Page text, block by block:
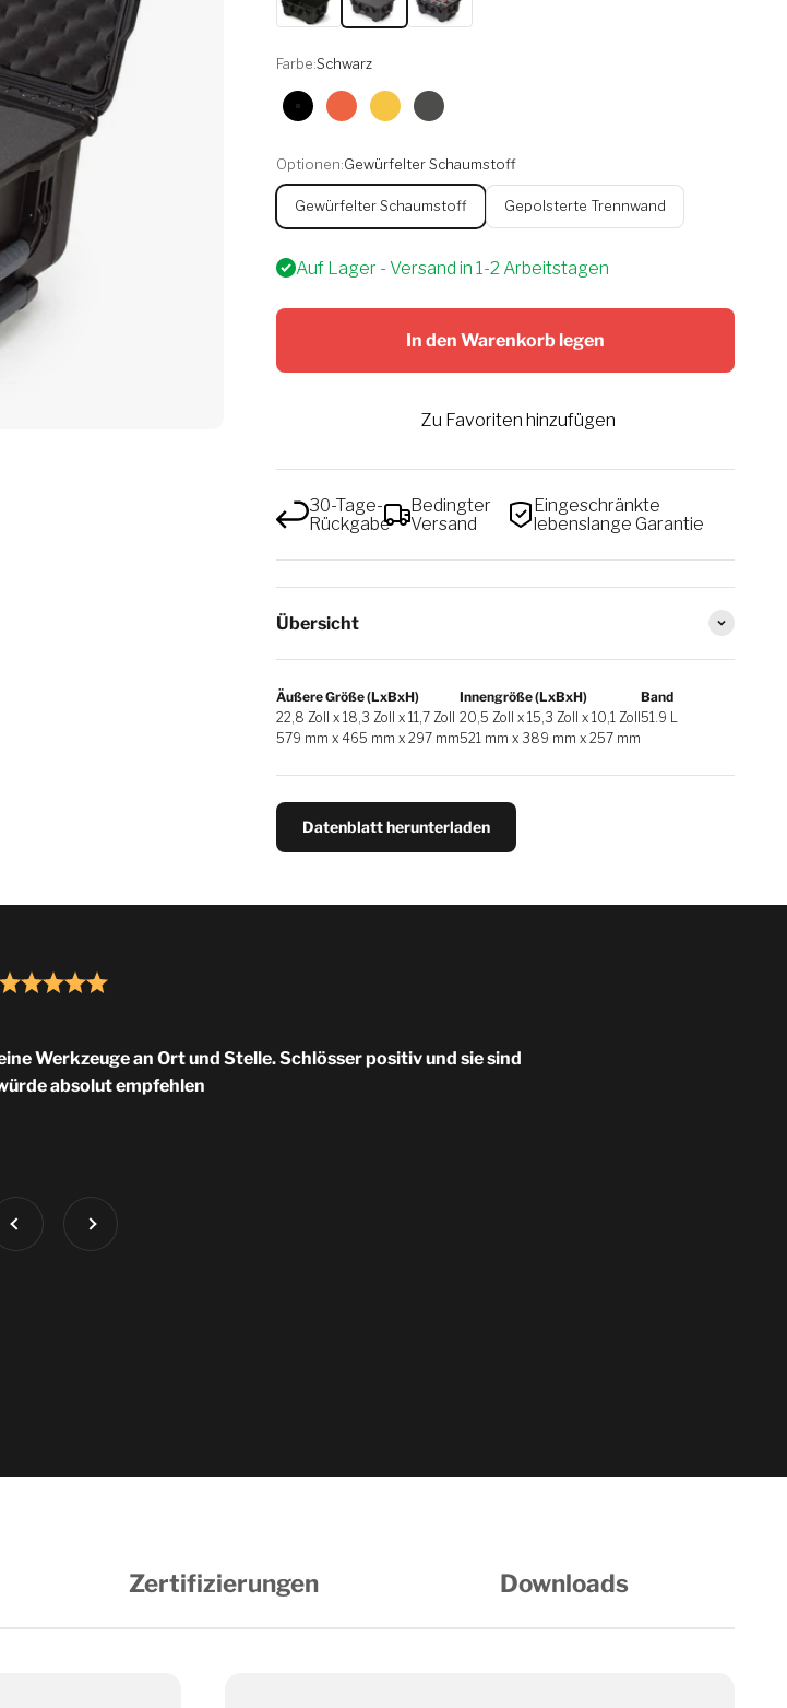
Farbe:Schwarz
SchwarzOrangeGelb Graphit
Optionen:Gewürfelter Schaumstoff
Gewürfelter Schaumstoff Gepolsterte Trennwand
Auf Lager - Versand in 1-2 Arbeitstagen
In den Warenkorb legen
Zu Favoriten hinzufügen
30-Tage-
Rückgabe
Bedingter
Versand
Eingeschränkte
lebenslange Garantie
Übersicht
Äußere Größe (LxBxH)
22,8 Zoll x 18,3 Zoll x 11,7 Zoll
579 mm x 465 mm x 297 mm
Innengröße (LxBxH)
20,5 Zoll x 15,3 Zoll x 10,1 Zoll
521 mm x 389 mm x 257 mm
Band
51.9 L
Datenblatt herunterladen
Werkzeuge an Ort und Stelle. Schlösser positiv und sie sind
absolut empfehlen
Weiter
Zertifizierungen Downloads